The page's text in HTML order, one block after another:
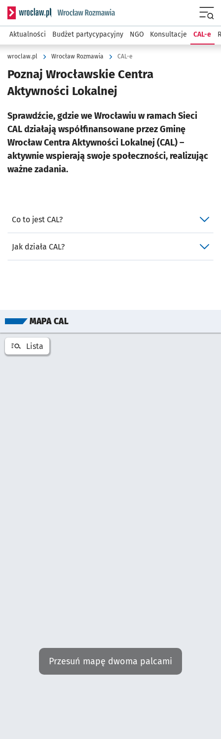
Serwis informacyjny wroclaw.pl podserwis: Rozmawia
Aktualności Budżet partycypacyjny NGO Konsultacje CAL-e
wroclaw.pl Wrocław Rozmawia CAL-e
Poznaj Wrocławskie Centra
Aktywności Lokalnej
Sprawdźcie, gdzie we Wrocławiu w ramach Sieci
CAL działają współfinansowane przez Gminę
Wrocław Centra Aktywności Lokalnej (CAL) –
aktywnie wspierają swoje społeczności, realizując
ważne zadania.
Co to jest CAL?
Jak działa CAL?
MAPA CAL
Otwórz listę miejsć
Lista
Przesuń mapę dwoma palcami